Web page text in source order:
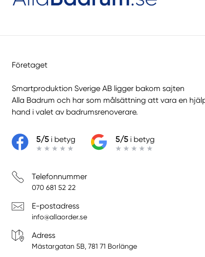
Företaget
Smartproduktion Sverige AB ligger bakom sajten
Alla Badrum och har som målsättning att vara en
hand i valet av badrumsrenoverare.
5/5 i betyg 5/5 i betyg
Telefonnummer
070 681 52 22
E-postadress
info@allaorder.se
Adress
Mästargatan 5B, 781 71 Borlänge